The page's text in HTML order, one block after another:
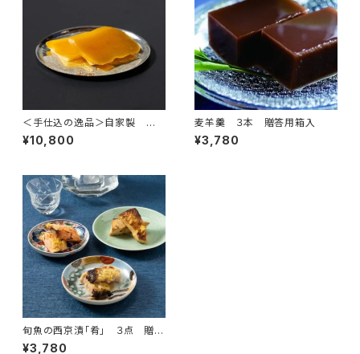
＜手仕込の逸品＞自家製 唐
墨
¥10,800
麦羊羹 ３本 贈答用箱入
¥3,780
旬魚の西京漬「肴」 ３点 贈答
用箱入
¥3,780